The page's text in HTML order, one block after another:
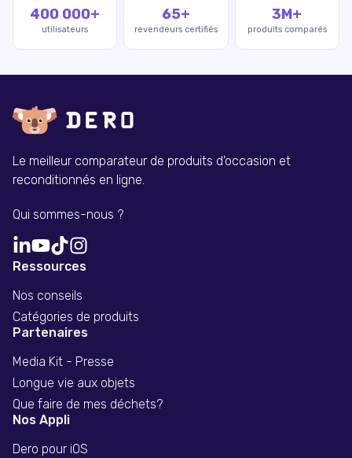
400 000+
utilisateurs
65+
revendeurs certifiés
3M+
produits comparés
Le meilleur comparateur de produits d'occasion et
reconditionnés en ligne.
Qui sommes-nous ?
Ressources
Nos conseils
Catégories de produits
Partenaires
Media Kit - Presse
Longue vie aux objets
Que faire de mes déchets?
Nos Appli
Dero pour iOS